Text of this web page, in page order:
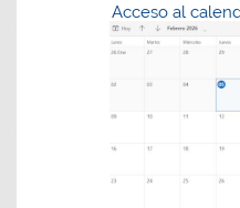
Acceso al